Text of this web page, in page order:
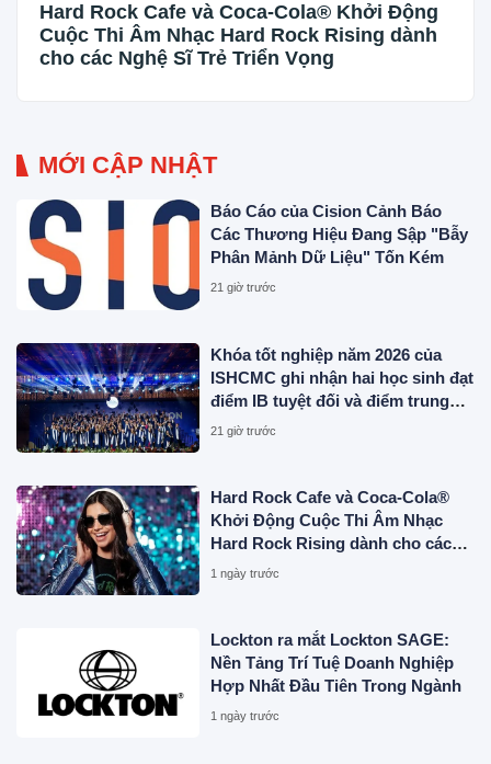
Hard Rock Cafe và Coca-Cola® Khởi Động
Cuộc Thi Âm Nhạc Hard Rock Rising dành
cho các Nghệ Sĩ Trẻ Triển Vọng
MỚI CẬP NHẬT
Báo Cáo của Cision Cảnh Báo
Các Thương Hiệu Đang Sập "Bẫy
Phân Mảnh Dữ Liệu" Tốn Kém
21 giờ trước
Khóa tốt nghiệp năm 2026 của
ISHCMC ghi nhận hai học sinh đạt
điểm IB tuyệt đối và điểm trung
bình toàn khóa đạt 34,5
21 giờ trước
Hard Rock Cafe và Coca-Cola®
Khởi Động Cuộc Thi Âm Nhạc
Hard Rock Rising dành cho các
Nghệ Sĩ Trẻ Triển Vọng
1 ngày trước
Lockton ra mắt Lockton SAGE:
Nền Tảng Trí Tuệ Doanh Nghiệp
Hợp Nhất Đầu Tiên Trong Ngành
1 ngày trước